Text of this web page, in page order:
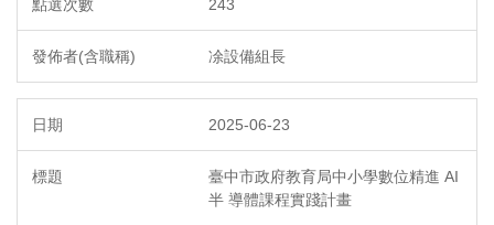
243
凃設備組長
2025-06-23
臺中市政府教育局中小學數位精進 AI
半 導體課程實踐計畫